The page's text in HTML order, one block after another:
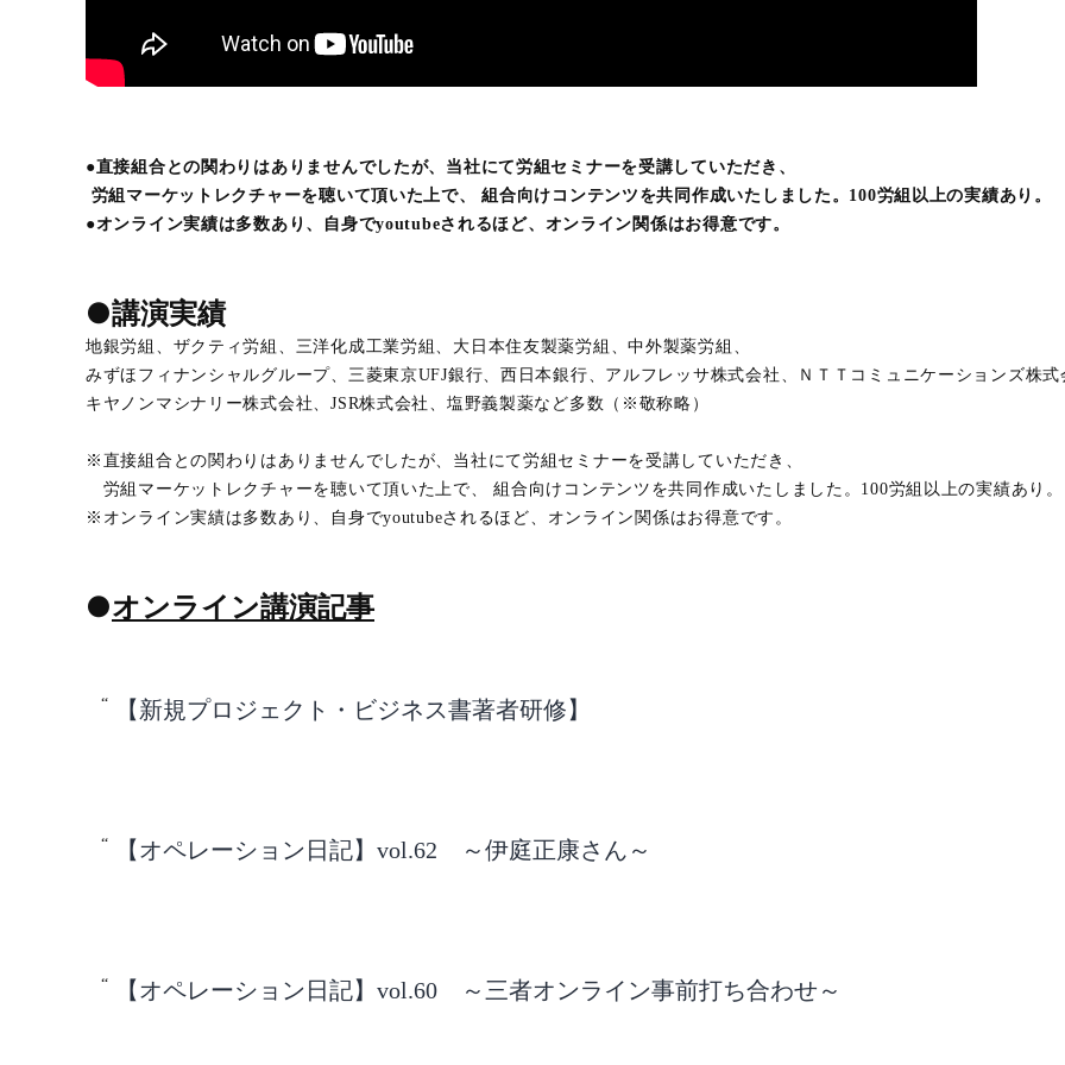
●直接組合との関わりはありませんでしたが、当社にて労組セミナーを受講していただき、
労組マーケットレクチャーを聴いて頂いた上で、 組合向けコンテンツを共同作成いたしました。100労組以上の実績あり。
●オンライン実績は多数あり、自身でyoutubeされるほど、オンライン関係はお得意です。
●講演実績
地銀労組、ザクティ労組、三洋化成工業労組、大日本住友製薬労組、中外製薬労組、
みずほフィナンシャルグループ、三菱東京UFJ銀行、西日本銀行、アルフレッサ株式会社、ＮＴＴコミュニケーションズ株式
キヤノンマシナリー株式会社、JSR株式会社、塩野義製薬など多数（※敬称略）
※直接組合との関わりはありませんでしたが、当社にて労組セミナーを受講していただき、
労組マーケットレクチャーを聴いて頂いた上で、 組合向けコンテンツを共同作成いたしました。100労組以上の実績あり。
※オンライン実績は多数あり、自身でyoutubeされるほど、オンライン関係はお得意です。
●オンライン講演記事
【新規プロジェクト・ビジネス書著者研修】
【オペレーション日記】vol.62 ～伊庭正康さん～
【オペレーション日記】vol.60 ～三者オンライン事前打ち合わせ～